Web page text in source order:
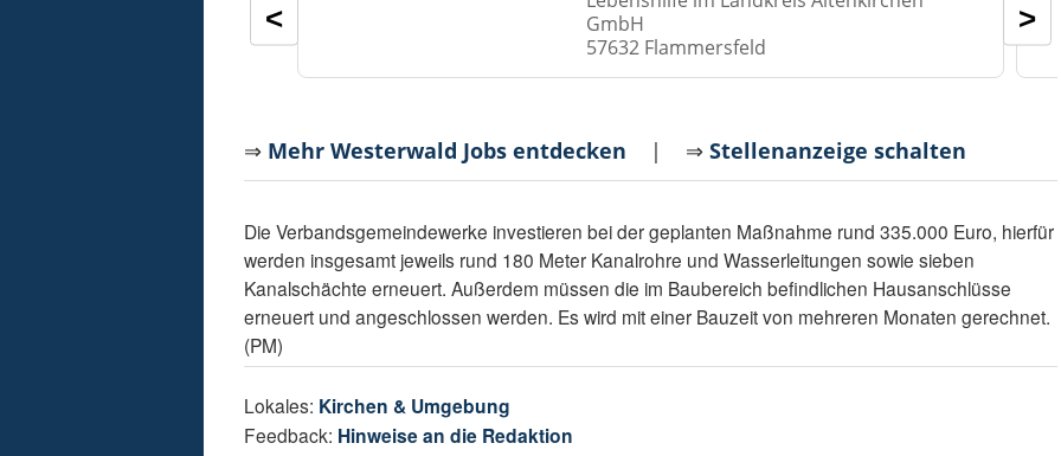
GmbH
57632 Flammersfeld
< >
⇒ Mehr Westerwald Jobs entdecken | ⇒Stellenanzeige schalten
Die Verbandsgemeindewerke investieren bei der geplanten Maßnahme rund 335.000 Euro, hierfür
werden insgesamt jeweils rund 180 Meter Kanalrohre und Wasserleitungen sowie sieben
Kanalschächte erneuert. Außerdem müssen die im Baubereich befindlichen Hausanschlüsse
erneuert und angeschlossen werden. Es wird mit einer Bauzeit von mehreren Monaten gerechnet.
(PM)
Lokales: Kirchen & Umgebung
Feedback: Hinweise an die Redaktion